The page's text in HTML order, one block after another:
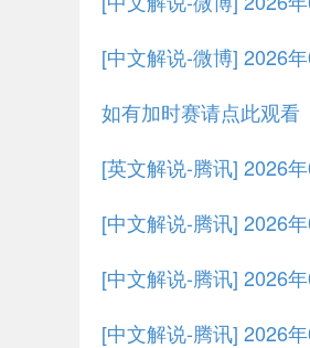
[中文解说-微博] 2026
如有加时赛请点此观看
[英文解说-腾讯] 2026
[中文解说-腾讯] 2026
[中文解说-腾讯] 2026
[中文解说-腾讯] 2026